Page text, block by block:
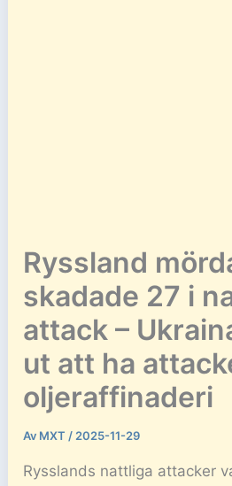
Ryssland
skadade 27 i
attack –
ut att ha
oljeraffinaderi
Av MXT / 2025-11-29
Rysslands nattliga attacker